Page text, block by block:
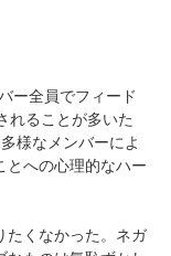
ー全員でフィード
れることが多いた
様なメンバーによ
とへの心理的なハー
たくなかった。ネガ